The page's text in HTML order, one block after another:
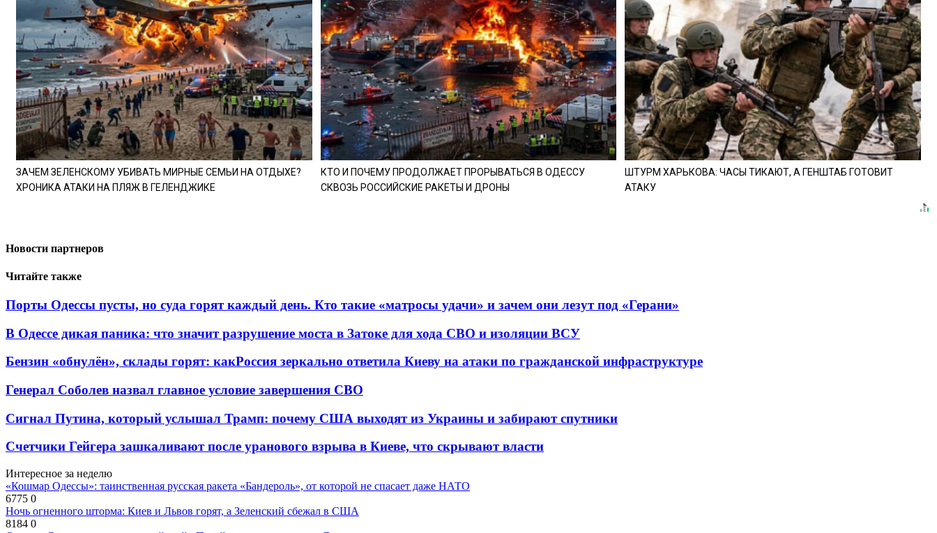
ЗАЧЕМ ЗЕЛЕНСКОМУ УБИВАТЬ МИРНЫЕ СЕМЬИ НА ОТДЫХЕ?
ХРОНИКА АТАКИ НА ПЛЯЖ В ГЕЛЕНДЖИКЕ
КТО И ПОЧЕМУ ПРОДОЛЖАЕТ ПРОРЫВАТЬСЯ В ОДЕССУ
СКВОЗЬ РОССИЙСКИЕ РАКЕТЫ И ДРОНЫ
ШТУРМ ХАРЬКОВА: ЧАСЫ ТИКАЮТ, А ГЕНШТАБ ГОТОВИТ
АТАКУ
Новости партнеров
Читайте также
Порты Одессы пусты, но суда горят каждый день. Кто такие «матросы удачи» и зачем они лезут под «Герани»
В Одессе дикая паника: что значит разрушение моста в Затоке для хода СВО и изоляции ВСУ
Бензин «обнулён», склады горят: какРоссия зеркально ответила Киеву на атаки по гражданской инфраструктуре
Генерал Соболев назвал главное условие завершения СВО
Сигнал Путина, который услышал Трамп: почему США выходят из Украины и забирают спутники
Счетчики Гейгера зашкаливают после уранового взрыва в Киеве, что скрывают власти
Интересное за неделю
«Кошмар Одессы»: таинственная русская ракета «Бандероль», от которой не спасает даже НАТО
6775 0
Ночь огненного шторма: Киев и Львов горят, а Зеленский сбежал в США
8184 0